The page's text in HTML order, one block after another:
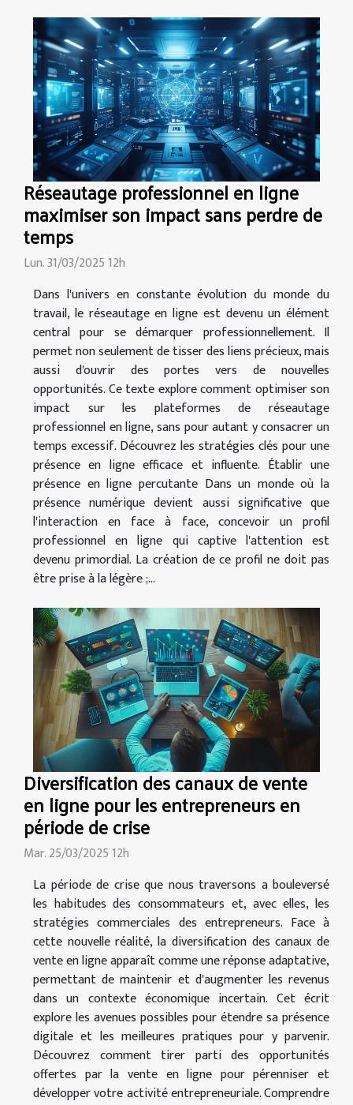
Réseautage professionnel en ligne
maximiser son impact sans perdre de
temps
Lun. 31/03/2025 12h
Dans l'univers en constante évolution du monde du
travail, le réseautage en ligne est devenu un élément
central pour se démarquer professionnellement. Il
permet non seulement de tisser des liens précieux, mais
aussi d'ouvrir des portes vers de nouvelles
opportunités. Ce texte explore comment optimiser son
impact sur les plateformes de réseautage
professionnel en ligne, sans pour autant y consacrer un
temps excessif. Découvrez les stratégies clés pour une
présence en ligne efficace et influente. Établir une
présence en ligne percutante Dans un monde où la
présence numérique devient aussi significative que
l'interaction en face à face, concevoir un profil
professionnel en ligne qui captive l'attention est
devenu primordial. La création de ce profil ne doit pas
être prise à la légère ;...
Diversification des canaux de vente
en ligne pour les entrepreneurs en
période de crise
Mar. 25/03/2025 12h
La période de crise que nous traversons a bouleversé
les habitudes des consommateurs et, avec elles, les
stratégies commerciales des entrepreneurs. Face à
cette nouvelle réalité, la diversification des canaux de
vente en ligne apparaît comme une réponse adaptative,
permettant de maintenir et d'augmenter les revenus
dans un contexte économique incertain. Cet écrit
explore les avenues possibles pour étendre sa présence
digitale et les meilleures pratiques pour y parvenir.
Découvrez comment tirer parti des opportunités
offertes par la vente en ligne pour pérenniser et
développer votre activité entrepreneuriale. Comprendre